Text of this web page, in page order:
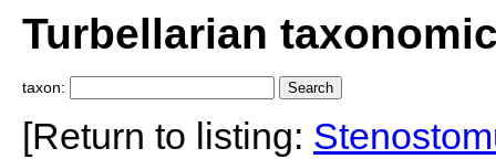
Turbellarian
taxon:
[Return to listing: